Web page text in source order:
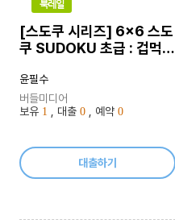
북레일
[스도쿠 시리즈] 6x6 스도
쿠 SUDOKU 초급 : 겁먹거
구나 쉽게 도전 할 수 있는
지능형 게임
윤필수
버들미디어
보유 1 , 대출 0 , 예약 0
대출하기